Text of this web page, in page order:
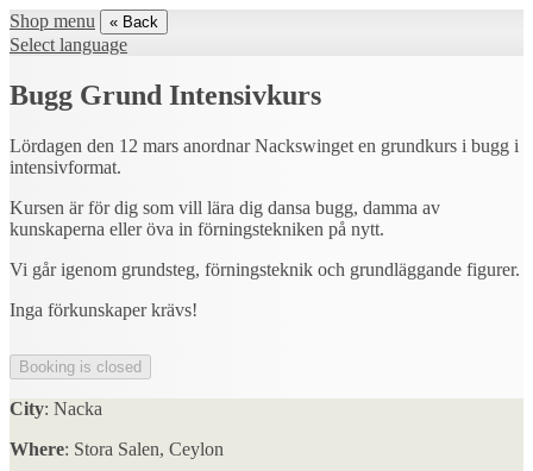
Shop menu « Back
Select language
Bugg Grund Intensivkurs
Lördagen den 12 mars anordnar Nackswinget en grundkurs i bugg i
intensivformat.
Kursen är för dig som vill lära dig dansa bugg, damma av
kunskaperna eller öva in förningstekniken på nytt.
Vi går igenom grundsteg, förningsteknik och grundläggande figurer.
Inga förkunskaper krävs!
City: Nacka
Where: Stora Salen, Ceylon